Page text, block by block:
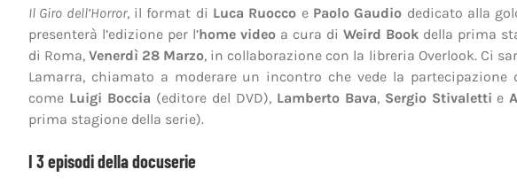
Il Giro dell’Horror, il format di Luca Ruocco e Paolo Gaudio dedicato alla
presenterà l’edizione per l’home video a cura di Weird Book della prima
di Roma,Venerdì 28 Marzo, in collaborazione con la libreria Overlook. Ci
Lamarra, chiamato a moderare un incontro che vede la
come Luigi Boccia (editore del DVD), Lamberto Bava, Sergio Stivaletti e
prima stagione della serie).
I 3 episodi della docuserie